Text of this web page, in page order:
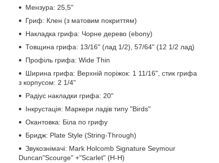
Мензура: 25,5"
Гриф: Клен (з матовим покриттям)
Накладка грифа: Чорне дерево (ebony)
Товщина грифа: 13/16" (лад 1/2), 57/64" (12 1/2 лад)
Профіль грифа: Wide Thin
Ширина грифа: Верхній поріжок: 1 11/16", стик грифа
з корпусом: 2 1/4"
Радіус накладки грифа: 20"
Інкрустація: Маркери ладів типу "Birds"
Окантовка: Біла по грифу
Бридж: Plate Style (String-Through)
Звукознімачі: Mark Holcomb Signature Seymour
Duncan"Scourge" +"Scarlet" (H-H)